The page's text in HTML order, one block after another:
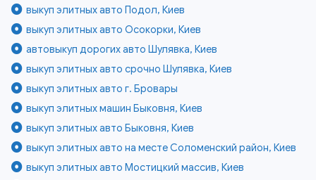
выкуп элитных авто Подол, Киев
выкуп элитных авто Осокорки, Киев
автовыкуп дорогих авто Шулявка, Киев
выкуп элитных авто срочно Шулявка, Киев
выкуп элитных авто г. Бровары
выкуп элитных машин Быковня, Киев
выкуп элитных авто Быковня, Киев
выкуп элитных авто на месте Соломенский район, Киев
выкуп элитных авто Мостицкий массив, Киев